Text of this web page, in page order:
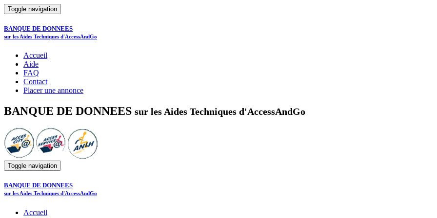
Toggle navigation
BANQUE DE DONNEES
sur les Aides Techniques d'AccessAndGo
Accueil
Aide
FAQ
Contact
Placer une annonce
BANQUE DE DONNEES sur les Aides Techniques d'AccessAndGo
Toggle navigation
BANQUE DE DONNEES
sur les Aides Techniques d'AccessAndGo
Accueil